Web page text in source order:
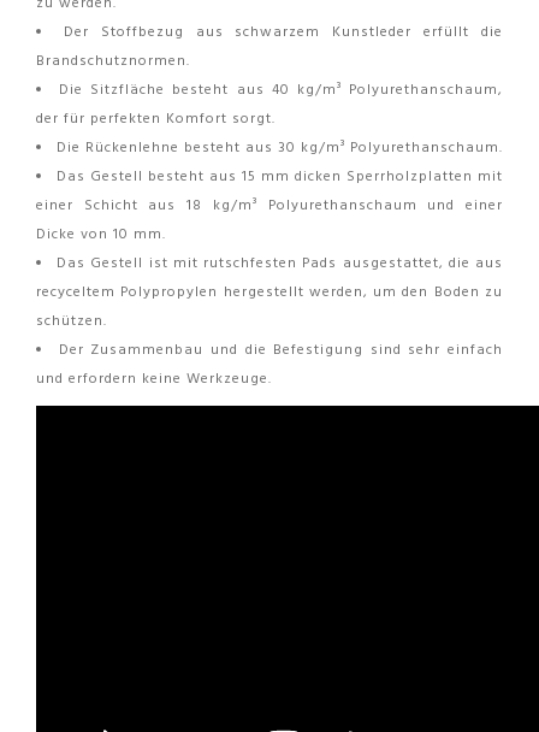
Der Stoffbezug aus schwarzem Kunstleder erfüllt die
Brandschutznormen.
Die Sitzfläche besteht aus 40 kg/m³ Polyurethanschaum,
der für perfekten Komfort sorgt.
Die Rückenlehne besteht aus 30 kg/m³ Polyurethanschaum.
Das Gestell besteht aus 15 mm dicken Sperrholzplatten mit
einer Schicht aus 18 kg/m³ Polyurethanschaum und einer
Dicke von 10 mm.
Das Gestell ist mit rutschfesten Pads ausgestattet, die aus
recyceltem Polypropylen hergestellt werden, um den Boden zu
schützen.
Der Zusammenbau und die Befestigung sind sehr einfach
und erfordern keine Werkzeuge.